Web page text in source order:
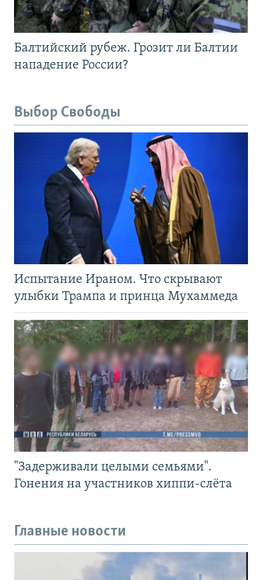
Балтийский рубеж. Грозит ли Балтии
нападение России?
Выбор Свободы
Испытание Ираном. Что скрывают
улыбки Трампа и принца Мухаммеда
"Задерживали целыми семьями".
Гонения на участников хиппи-слёта
Главные новости